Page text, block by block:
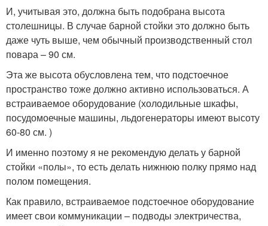
И, учитывая это, должна быть подобрана высота
столешницы. В случае барной стойки это должно быть
даже чуть выше, чем обычный производственный стол
повара – 90 см.
Эта же высота обусловлена тем, что подстоечное
пространство тоже должно активно использоваться. А
встраиваемое оборудование (холодильные шкафы,
посудомоечные машины, льдогенераторы имеют высоту
60-80 см. )
И именно поэтому я не рекомендую делать у барной
стойки «полы», то есть делать нижнюю полку прямо над
полом помещения.
Как правило, встраиваемое подстоечное оборудование
имеет свои коммуникации – подводы электричества,